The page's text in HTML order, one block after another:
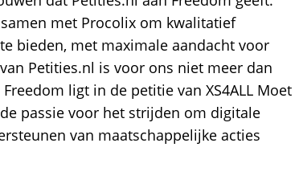
met Procolix om kwalitatief
bieden, met maximale aandacht voor
Petities.nl is voor ons niet meer dan
ligt in de petitie van XS4ALL Moet
passie voor het strijden om digitale
van maatschappelijke acties